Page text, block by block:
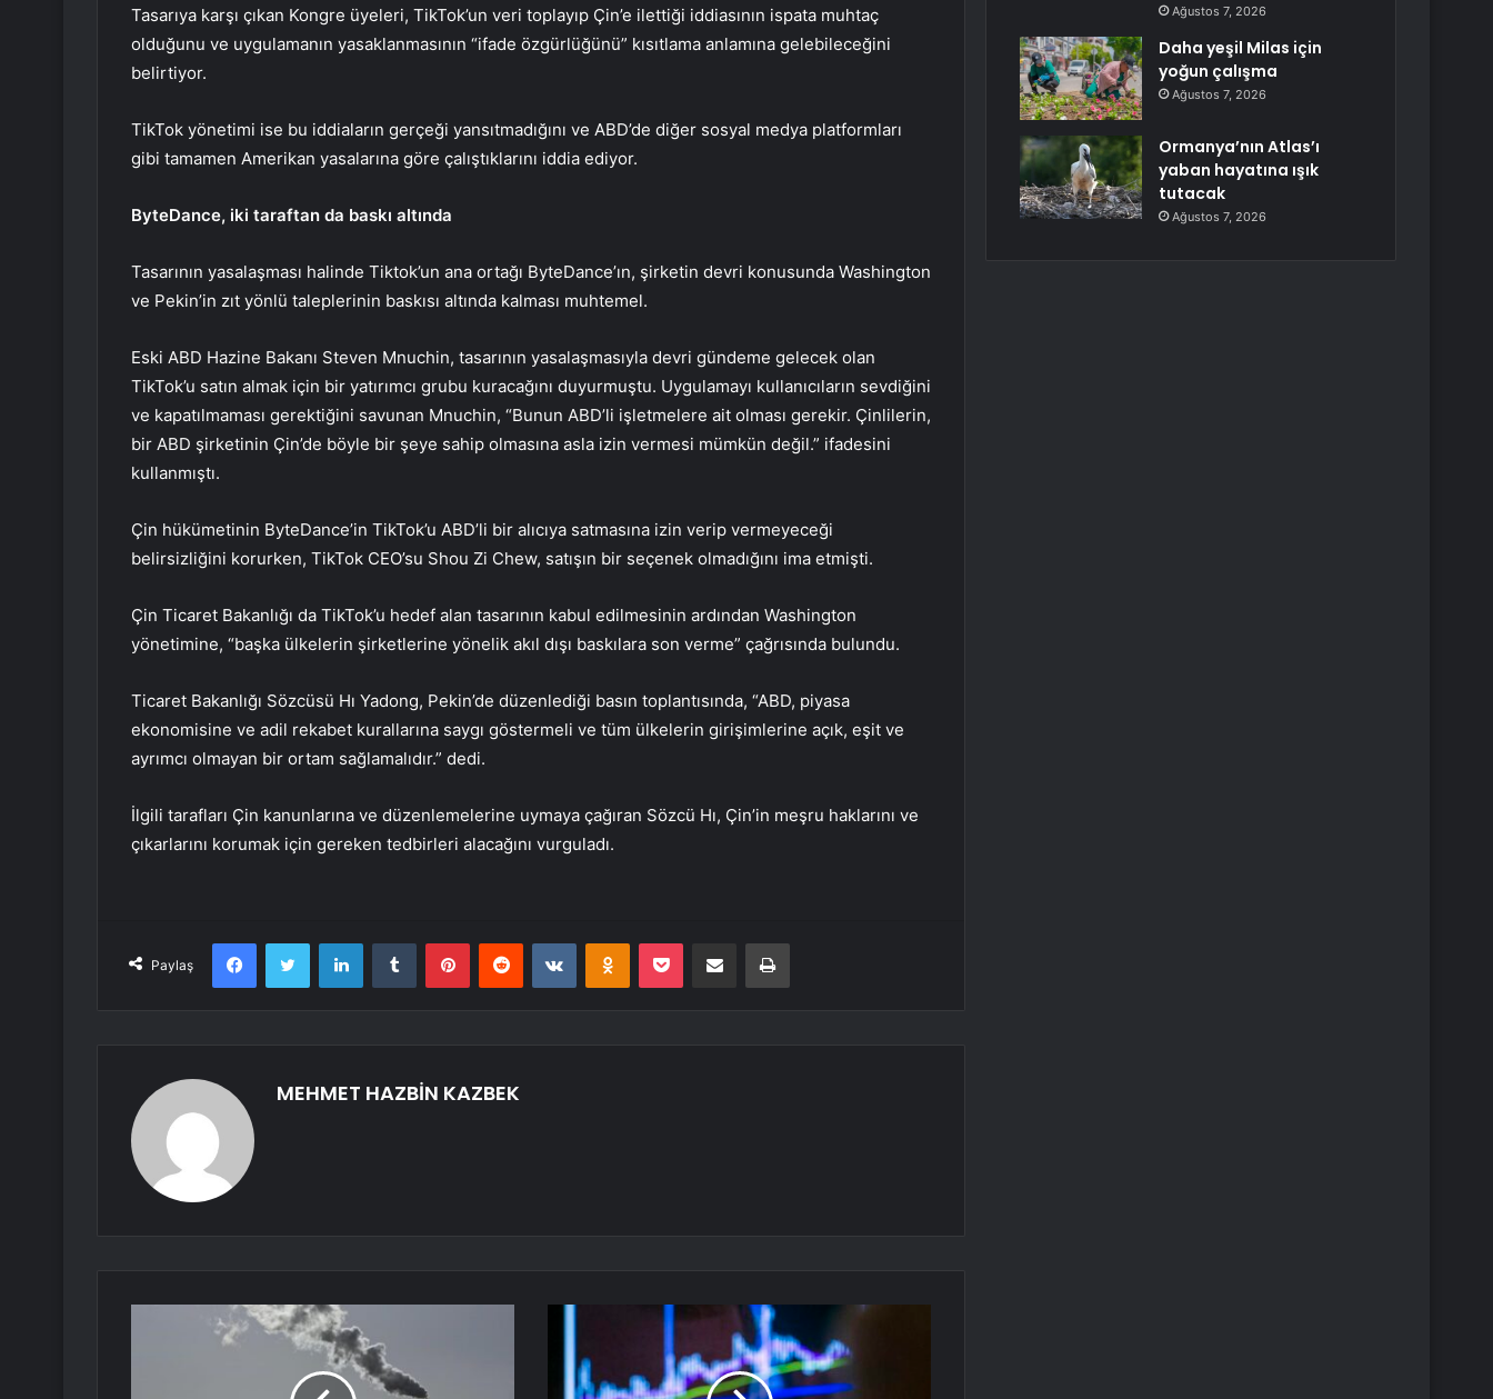
Tasarıya karşı çıkan Kongre üyeleri, TikTok’un veri toplayıp Çin’e ilettiği iddiasının ispata muhtaç
olduğunu ve uygulamanın yasaklanmasının “ifade özgürlüğünü” kısıtlama anlamına gelebileceğini
belirtiyor.
TikTok yönetimi ise bu iddiaların gerçeği yansıtmadığını ve ABD’de diğer sosyal medya platformları
gibi tamamen Amerikan yasalarına göre çalıştıklarını iddia ediyor.
ByteDance, iki taraftan da baskı altında
Tasarının yasalaşması halinde Tiktok’un ana ortağı ByteDance’ın, şirketin devri konusunda Washington
ve Pekin’in zıt yönlü taleplerinin baskısı altında kalması muhtemel.
Eski ABD Hazine Bakanı Steven Mnuchin, tasarının yasalaşmasıyla devri gündeme gelecek olan
TikTok’u satın almak için bir yatırımcı grubu kuracağını duyurmuştu. Uygulamayı kullanıcıların sevdiğini
ve kapatılmaması gerektiğini savunan Mnuchin, “Bunun ABD’li işletmelere ait olması gerekir. Çinlilerin,
bir ABD şirketinin Çin’de böyle bir şeye sahip olmasına asla izin vermesi mümkün değil.” ifadesini
kullanmıştı.
Çin hükümetinin ByteDance’in TikTok’u ABD’li bir alıcıya satmasına izin verip vermeyeceği
belirsizliğini korurken, TikTok CEO’su Shou Zi Chew, satışın bir seçenek olmadığını ima etmişti.
Çin Ticaret Bakanlığı da TikTok’u hedef alan tasarının kabul edilmesinin ardından Washington
yönetimine, “başka ülkelerin şirketlerine yönelik akıl dışı baskılara son verme” çağrısında bulundu.
Ticaret Bakanlığı Sözcüsü Hı Yadong, Pekin’de düzenlediği basın toplantısında, “ABD, piyasa
ekonomisine ve adil rekabet kurallarına saygı göstermeli ve tüm ülkelerin girişimlerine açık, eşit ve
ayrımcı olmayan bir ortam sağlamalıdır.” dedi.
İlgili tarafları Çin kanunlarına ve düzenlemelerine uymaya çağıran Sözcü Hı, Çin’in meşru haklarını ve
çıkarlarını korumak için gereken tedbirleri alacağını vurguladı.
Paylaş
FacebookTwitter LinkedInTumblr PinterestReddit VKontakteOdnoklassniki
Pocket E-Posta ile paylaş Yazdır
MEHMET HAZBİN KAZBEK
Ağustos 7, 2026
Daha yeşil Milas için
yoğun çalışma
Ağustos 7, 2026
Ormanya’nın Atlas’ı
yaban hayatına ışık
tutacak
Ağustos 7, 2026